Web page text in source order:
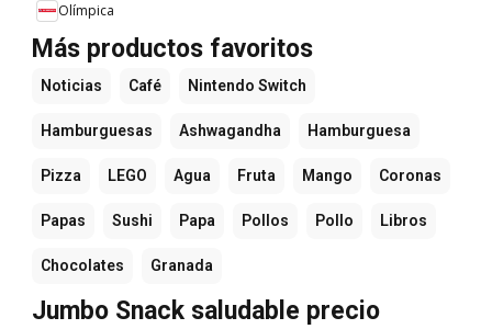
Olímpica
Más productos favoritos
Noticias Café Nintendo Switch
Hamburguesas Ashwagandha Hamburguesa
Pizza LEGO Agua Fruta Mango Coronas
Papas Sushi Papa Pollos Pollo Libros
Chocolates Granada
Jumbo Snack saludable precio